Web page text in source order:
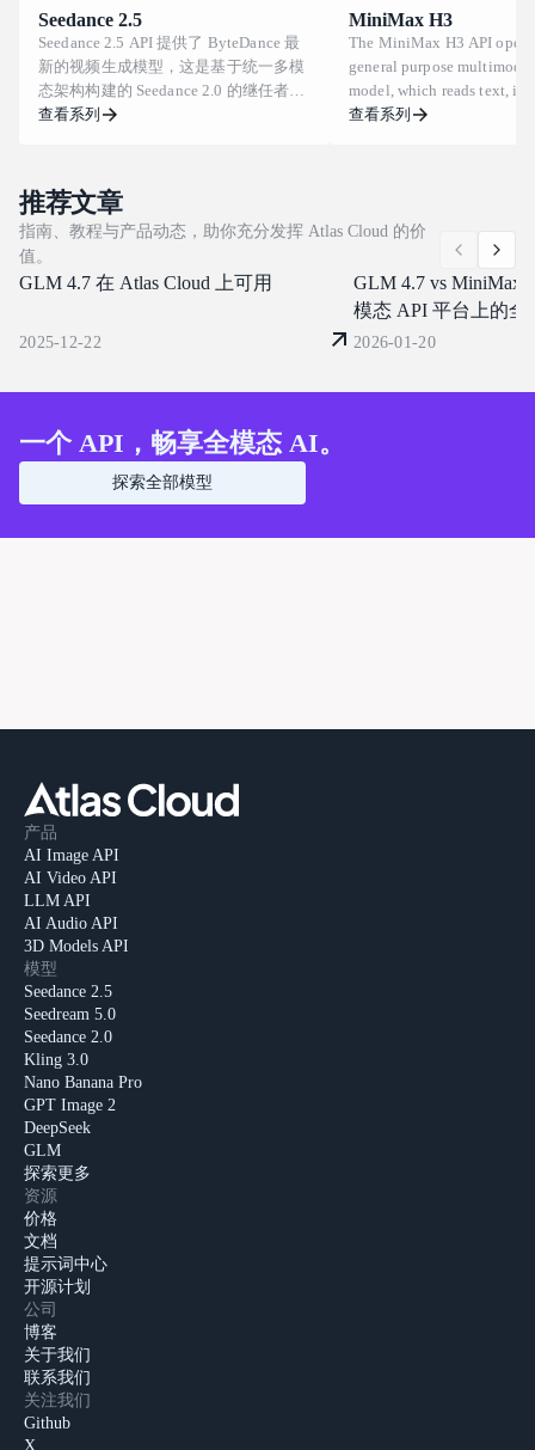
Seedance 2.5
Seedance 2.5 API 提供了 ByteDance 最
新的视频生成模型，这是基于统一多模
态架构构建的 Seedance 2.0 的继任者。
它能够一次性渲染长达30秒的视频片
字幕。Atlas Cloud 在已经提供
Seedance 2.0 和 1.5 服务的相同统一端
点上带来了零日（Day-0）访问权限。
今天就开始构建吧。
查看系列
MiniMax H3
The MiniMax H3 API
general purpose
model, which reads text,
and audio as one context
dialogue or clone a voice
reference clip. Atlas Cloud
through one OpenAI-
endpoint. Start building
查看系列
推荐文章
指南、教程与产品动态，助你充分发挥 Atlas Cloud 的价
值。
GLM 4.7 在 Atlas Cloud 上可用
2025-12-22
GLM 4.7 vs MiniMax
模态 API 平台上的全
2026-01-20
一个 API，畅享全模态 AI。
探索全部模型
产品
AI Image API
AI Video API
LLM API
AI Audio API
3D Models API
模型
Seedance 2.5
Seedream 5.0
Seedance 2.0
Kling 3.0
Nano Banana Pro
GPT Image 2
DeepSeek
GLM
探索更多
资源
价格
文档
提示词中心
开源计划
公司
博客
关于我们
联系我们
关注我们
Github
X